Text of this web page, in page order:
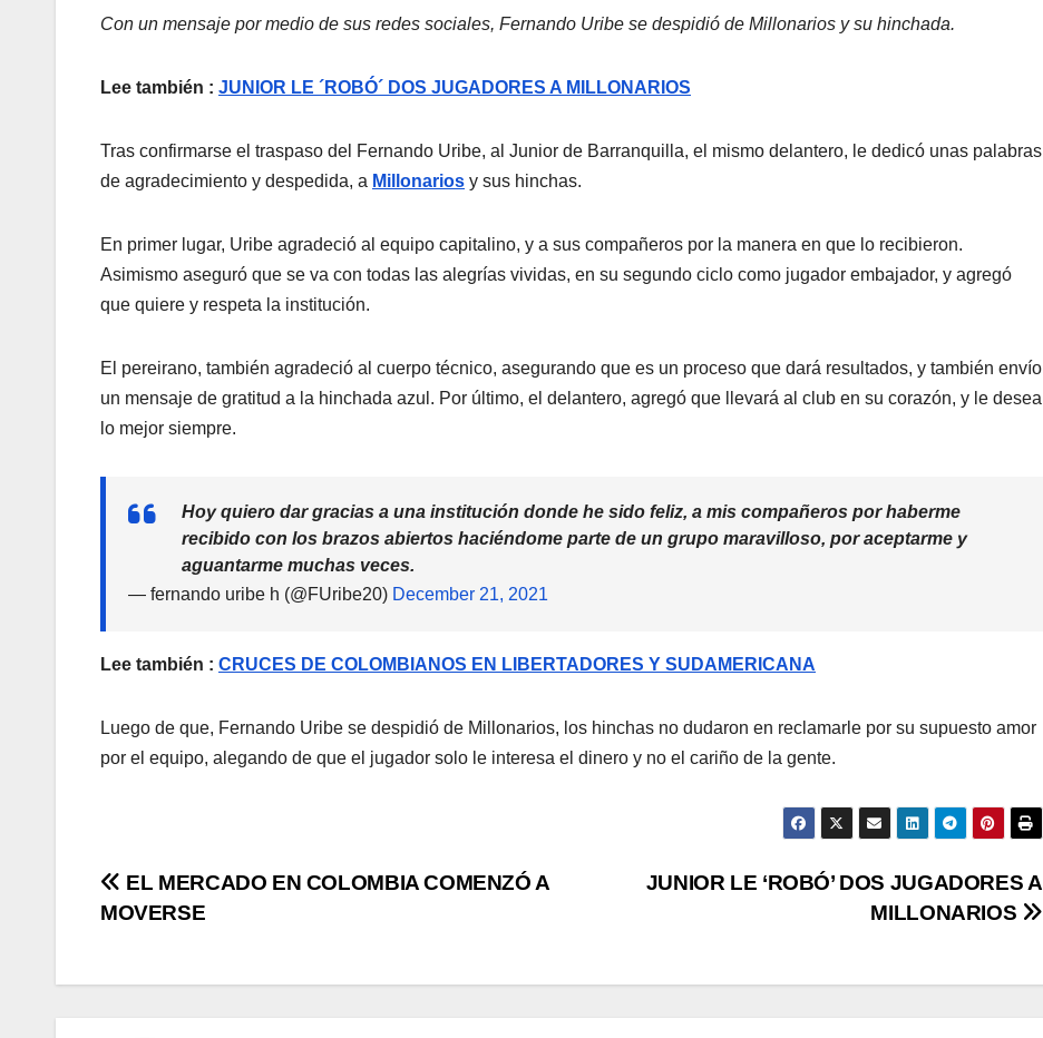
Con un mensaje por medio de sus redes sociales, Fernando Uribe se despidió de Millonarios y su hinchada.
Lee también : JUNIOR LE ´ROBÓ´ DOS JUGADORES A MILLONARIOS
Tras confirmarse el traspaso del Fernando Uribe, al Junior de Barranquilla, el mismo delantero, le dedicó unas palabras
de agradecimiento y despedida, a Millonarios y sus hinchas.
En primer lugar, Uribe agradeció al equipo capitalino, y a sus compañeros por la manera en que lo recibieron.
Asimismo aseguró que se va con todas las alegrías vividas, en su segundo ciclo como jugador embajador, y agregó
que quiere y respeta la institución.
El pereirano, también agradeció al cuerpo técnico, asegurando que es un proceso que dará resultados, y también envío
un mensaje de gratitud a la hinchada azul. Por último, el delantero, agregó que llevará al club en su corazón, y le desea
lo mejor siempre.
Hoy quiero dar gracias a una institución donde he sido feliz, a mis compañeros por haberme
recibido con los brazos abiertos haciéndome parte de un grupo maravilloso, por aceptarme y
aguantarme muchas veces.
— fernando uribe h (@FUribe20) December 21, 2021
Lee también : CRUCES DE COLOMBIANOS EN LIBERTADORES Y SUDAMERICANA
Luego de que, Fernando Uribe se despidió de Millonarios, los hinchas no dudaron en reclamarle por su supuesto amor
por el equipo, alegando de que el jugador solo le interesa el dinero y no el cariño de la gente.
JUNIOR LE ‘ROBÓ’ DOS JUGADORES A
MILLONARIOS
EL MERCADO EN COLOMBIA COMENZÓ A
MOVERSE